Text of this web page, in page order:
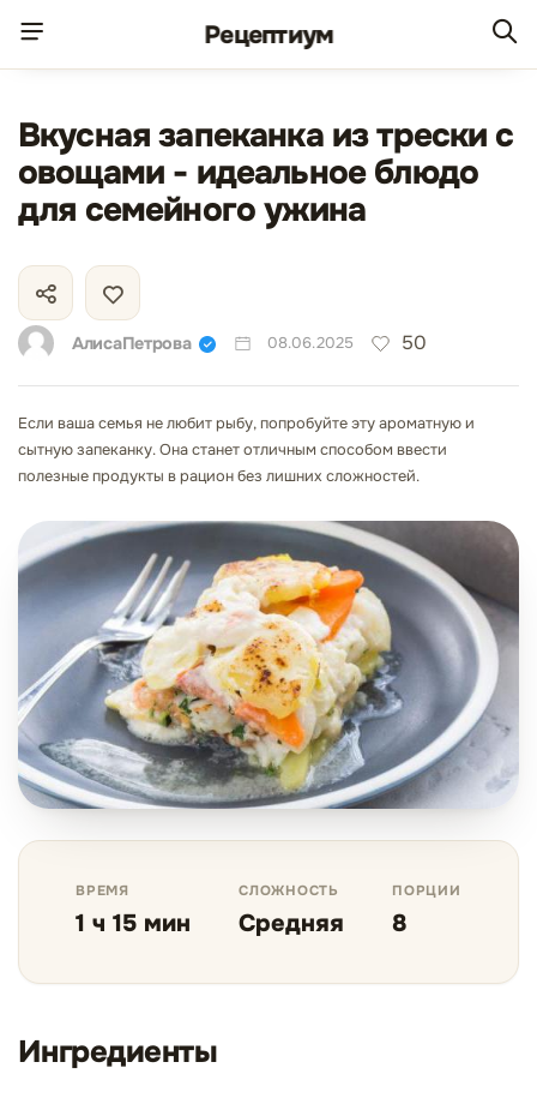
Рецептиум
Вкусная запеканка из трески с
овощами - идеальное блюдо
для семейного ужина
АлисаПетрова 08.06.2025 50
Если ваша семья не любит рыбу, попробуйте эту ароматную и
сытную запеканку. Она станет отличным способом ввести
полезные продукты в рацион без лишних сложностей.
ВРЕМЯ
1 ч 15 мин
СЛОЖНОСТЬ
Средняя
ПОРЦИИ
8
Ингредиенты